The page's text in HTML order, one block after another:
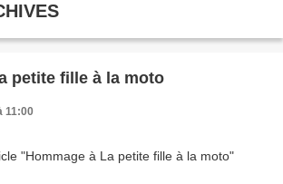
petite fille à la moto
11:00